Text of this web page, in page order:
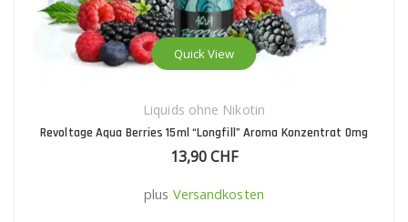
Quick View
Liquids ohne Nikotin
Revoltage Aqua Berries 15ml “Longfill” Aroma Konzentrat 0mg
13,90CHF
plus Versandkosten